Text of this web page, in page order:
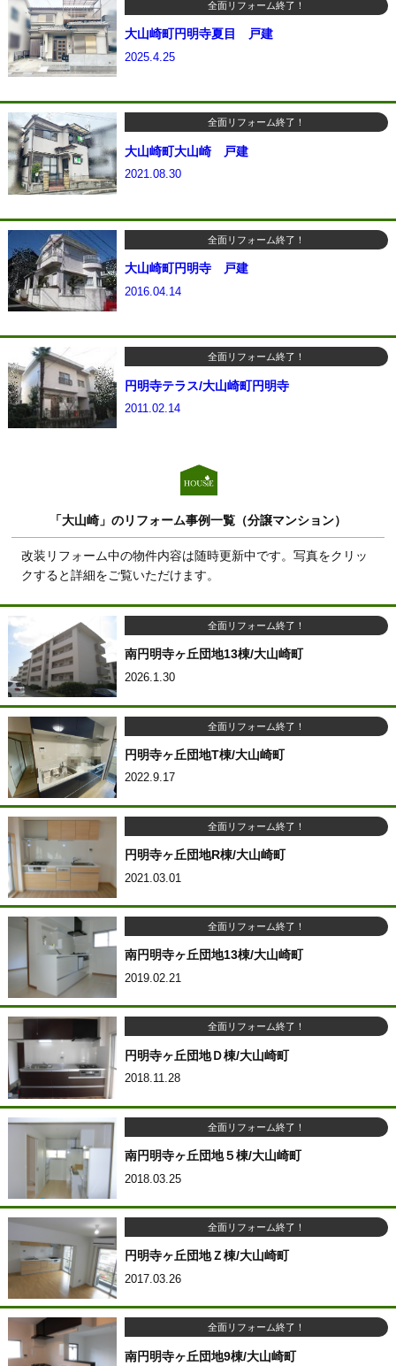
全面リフォーム終了！
大山崎町円明寺夏目 戸建
2025.4.25
全面リフォーム終了！
大山崎町大山崎 戸建
2021.08.30
全面リフォーム終了！
大山崎町円明寺 戸建
2016.04.14
全面リフォーム終了！
円明寺テラス/大山崎町円明寺
2011.02.14
「大山崎」のリフォーム事例一覧（分譲マンション）
改装リフォーム中の物件内容は随時更新中です。写真をクリッ
クすると詳細をご覧いただけます。
全面リフォーム終了！
南円明寺ヶ丘団地13棟/大山崎町
2026.1.30
全面リフォーム終了！
円明寺ヶ丘団地T棟/大山崎町
2022.9.17
全面リフォーム終了！
円明寺ヶ丘団地R棟/大山崎町
2021.03.01
全面リフォーム終了！
南円明寺ヶ丘団地13棟/大山崎町
2019.02.21
全面リフォーム終了！
円明寺ヶ丘団地Ｄ棟/大山崎町
2018.11.28
全面リフォーム終了！
南円明寺ヶ丘団地５棟/大山崎町
2018.03.25
全面リフォーム終了！
円明寺ヶ丘団地Ｚ棟/大山崎町
2017.03.26
全面リフォーム終了！
南円明寺ヶ丘団地9棟/大山崎町